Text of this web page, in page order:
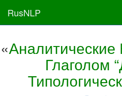
RusNLP
«Аналитические
Глаголом